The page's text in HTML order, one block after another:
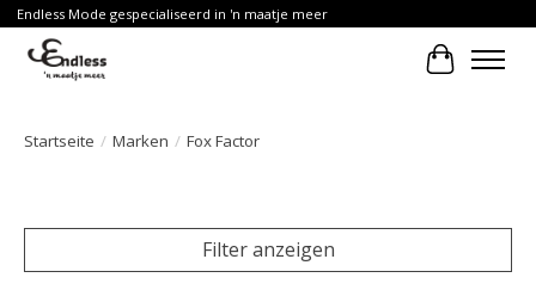
Endless Mode gespecialiseerd in 'n maatje meer
Ihr
Startseite / Marken / Fox Factor
Filter anzeigen